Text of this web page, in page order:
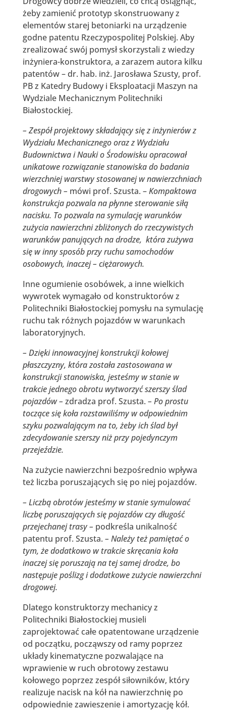
żeby zamienić prototyp skonstruowany z
elementów starej betoniarki na urządzenie
godne patentu Rzeczypospolitej Polskiej. Aby
zrealizować swój pomysł skorzystali z wiedzy
inżyniera-konstruktora, a zarazem autora kilku
patentów – dr. hab. inż. Jarosława Szusty, prof.
PB z Katedry Budowy i Eksploatacji Maszyn na
Wydziale Mechanicznym Politechniki
Białostockiej.
– Zespół projektowy składający się z inżynierów z
Wydziału Mechanicznego oraz z Wydziału
Budownictwa i Nauki o Środowisku opracował
unikatowe rozwiązanie stanowiska do badania
wierzchniej warstwy stosowanej w nawierzchniach
drogowych – mówi prof. Szusta. –Kompaktowa
konstrukcja pozwala na płynne sterowanie siłą
nacisku. To pozwala na symulację warunków
zużycia nawierzchni zbliżonych do rzeczywistych
warunków panujących na drodze, która zużywa
się w inny sposób przy ruchu samochodów
osobowych, inaczej – ciężarowych.
Inne ogumienie osobówek, a inne wielkich
wywrotek wymagało od konstruktorów z
Politechniki Białostockiej pomysłu na symulację
ruchu tak różnych pojazdów w warunkach
laboratoryjnych.
– Dzięki innowacyjnej konstrukcji kołowej
płaszczyzny, która została zastosowana w
konstrukcji stanowiska, jesteśmy w stanie w
trakcie jednego obrotu wytworzyć szerszy ślad
pojazdów – zdradza prof. Szusta. – Po prostu
toczące się koła rozstawiliśmy w odpowiednim
szyku pozwalającym na to, żeby ich ślad był
zdecydowanie szerszy niż przy pojedynczym
przejeździe.
Na zużycie nawierzchni bezpośrednio wpływa
też liczba poruszających się po niej pojazdów.
– Liczbą obrotów jesteśmy w stanie symulować
liczbę poruszających się pojazdów czy długość
przejechanej trasy – podkreśla unikalność
patentu prof. Szusta. – Należy też pamiętać o
tym, że dodatkowo w trakcie skręcania koła
inaczej się poruszają na tej samej drodze, bo
następuje poślizg i dodatkowe zużycie nawierzchni
drogowej.
Dlatego konstruktorzy mechanicy z
Politechniki Białostockiej musieli
zaprojektować całe opatentowane urządzenie
od początku, począwszy od ramy poprzez
układy kinematyczne pozwalające na
wprawienie w ruch obrotowy zestawu
kołowego poprzez zespół siłowników, który
realizuje nacisk na kół na nawierzchnię po
odpowiednie zawieszenie i amortyzację kół.